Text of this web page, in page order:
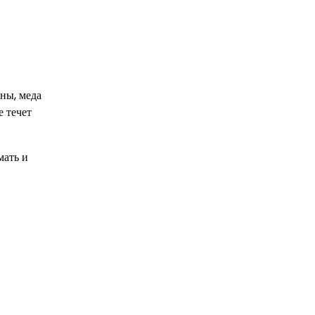
меда
и